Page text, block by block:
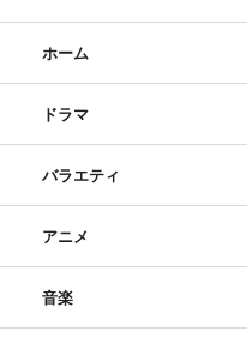
ホーム
ドラマ
バラエティ
アニメ
音楽